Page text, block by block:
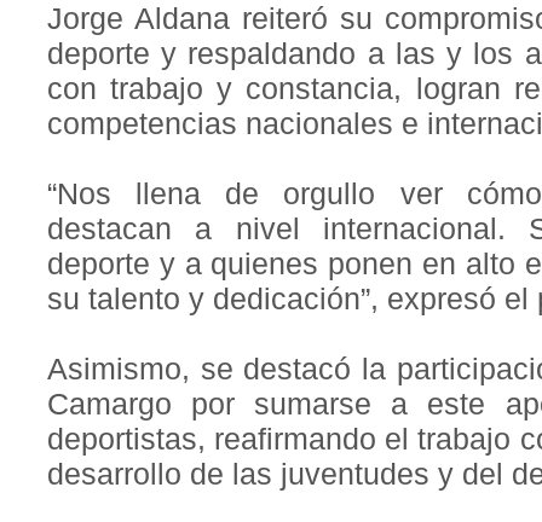
Jorge Aldana reiteró su
deporte y respaldando a las y los
con trabajo y constancia, logran
competencias nacionales e
“Nos llena de orgullo ver
destacan a nivel internacional.
deporte y a quienes ponen en alto
su talento y dedicación”, expresó
Asimismo, se destacó la
Camargo por sumarse a este
deportistas, reafirmando el trabajo
desarrollo de las juventudes y del